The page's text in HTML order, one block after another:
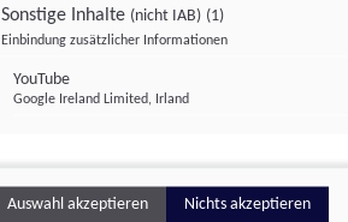
Sonstige Inhalte (nicht IAB) (1)
Einbindung zusätzlicher Informationen
YouTube
Google Ireland Limited, Irland
Auswahl akzeptieren Nichts akzeptieren